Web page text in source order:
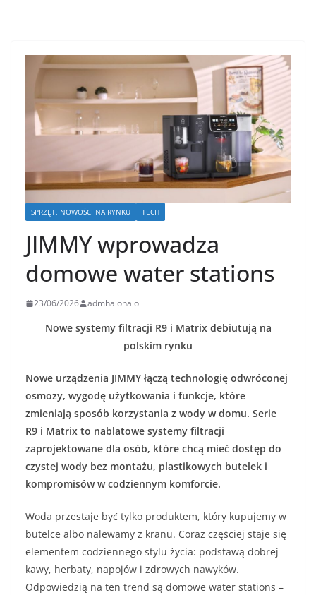
SPRZĘT, NOWOŚCI NA RYNKU TECH
JIMMY wprowadza
domowe water stations
23/06/2026 admhalohalo
Nowe systemy filtracji R9 i Matrix debiutują na
polskim rynku
Nowe urządzenia JIMMY łączą technologię odwróconej
osmozy, wygodę użytkowania i funkcje, które
zmieniają sposób korzystania z wody w domu. Serie
R9 i Matrix to nablatowe systemy filtracji
zaprojektowane dla osób, które chcą mieć dostęp do
czystej wody bez montażu, plastikowych butelek i
kompromisów w codziennym komforcie.
Woda przestaje być tylko produktem, który kupujemy w
butelce albo nalewamy z kranu. Coraz częściej staje się
elementem codziennego stylu życia: podstawą dobrej
kawy, herbaty, napojów i zdrowych nawyków.
Odpowiedzią na ten trend są domowe water stations –